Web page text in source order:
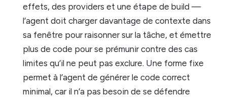
effets, des providers et une étape de build —
l’agent doit charger davantage de contexte dans
sa fenêtre pour raisonner sur la tâche, et émettre
plus de code pour se prémunir contre des cas
limites qu’il ne peut pas exclure. Une forme fixe
permet à l’agent de générer le code correct
minimal, car il n’a pas besoin de se défendre